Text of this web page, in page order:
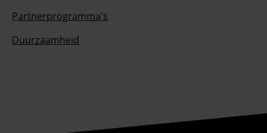
Partnerprogramma's
Duurzaamheid